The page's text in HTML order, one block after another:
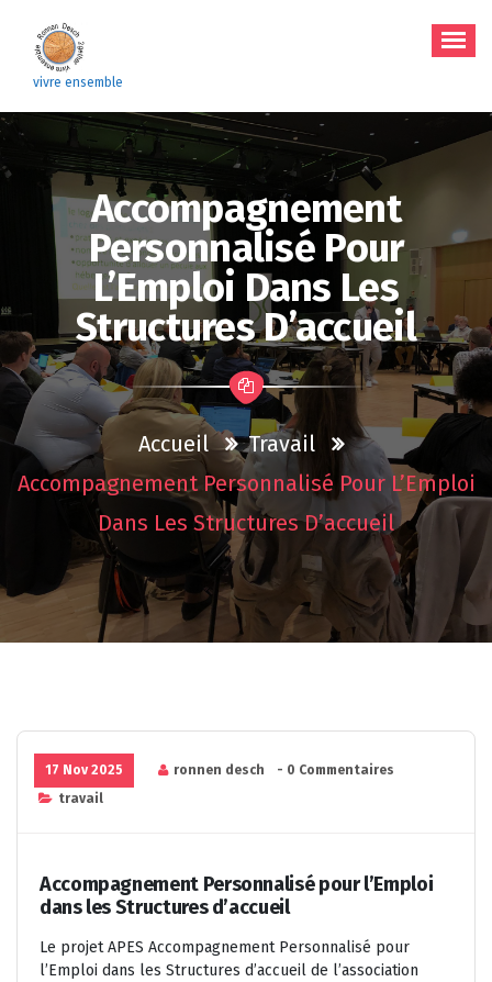
contenu
vivre ensemble
Accompagnement
Personnalisé Pour
L’Emploi Dans Les
Structures D’accueil
Accueil
Travail
Accompagnement Personnalisé Pour L’Emploi
Dans Les Structures D’accueil
17 Nov 2025 ronnen desch
- 0 Commentaires
travail
Accompagnement Personnalisé pour l’Emploi
dans les Structures d’accueil
Le projet APES Accompagnement Personnalisé pour
l’Emploi dans les Structures d’accueil de l’association